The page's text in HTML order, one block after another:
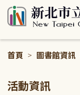
首頁 > 圖書館資訊
活動資訊